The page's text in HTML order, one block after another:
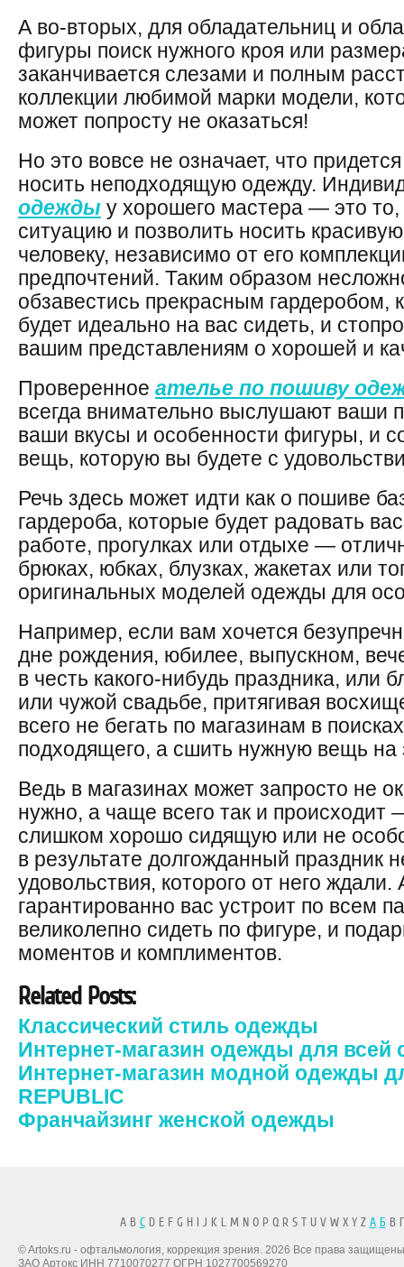
А во-вторых, для обладательниц и
фигуры поиск нужного кроя или
заканчивается слезами и полным
коллекции любимой марки модели,
может попросту не оказаться!
Но это вовсе не означает, что
носить неподходящую одежду.
одежды у хорошего мастера — это то,
ситуацию и позволить носить
человеку, независимо от его
предпочтений. Таким образом
обзавестись прекрасным гардеробом,
будет идеально на вас сидеть, и
вашим представлениям о хорошей и
Проверенное ателье по пошиву
всегда внимательно выслушают ваши
ваши вкусы и особенности фигуры, и
вещь, которую вы будете с
Речь здесь может идти как о пошиве
гардероба, которые будет радовать
работе, прогулках или отдыхе —
брюках, юбках, блузках, жакетах или
оригинальных моделей одежды для
Например, если вам хочется
дне рождения, юбилее, выпускном,
в честь какого-нибудь праздника, или
или чужой свадьбе, притягивая
всего не бегать по магазинам в
подходящего, а сшить нужную вещь на
Ведь в магазинах может запросто не
нужно, а чаще всего так и происходит
слишком хорошо сидящую или не
в результате долгожданный праздник
удовольствия, которого от него
гарантированно вас устроит по всем
великолепно сидеть по фигуре, и
моментов и комплиментов.
Related Posts:
Классический стиль одежды
Интернет-магазин одежды для всей
Интернет-магазин модной одежды
REPUBLIC
Франчайзинг женской одежды
A B CD E F G H I J K L M N O P Q R S T U V W X Y Z А БВ
© Artoks.ru - офтальмология, коррекция зрения. 2026 Все права
ЗАО Артокс ИНН 7710070277 ОГРН 1027700569270